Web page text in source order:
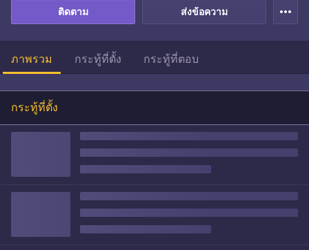
ส่งข้อความ
ติดตาม more_horiz
ภาพรวม กระทู้ที่ตั้ง กระทู้ที่ตอบ
กระทู้ที่ตั้ง